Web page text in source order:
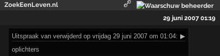
ZoekEenLeven.nl
29 juni 2007 01:19
Uitspraak van verwijderd op vrijdag 29 juni 2007 om 01:04: ▶
oplichters